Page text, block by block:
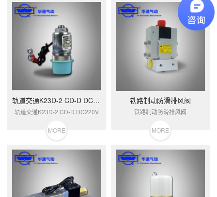
轨道交通K23D-2 CD-D DC220V
轨道交通K23D-2 CD-D DC220V
MORE
铁路制动防滑排风阀
铁路制动防滑排风阀
MORE